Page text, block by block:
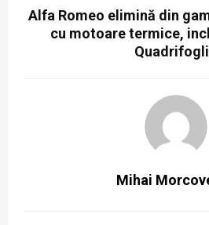
Alfa Romeo elimină din
cu motoare termice,
Mihai